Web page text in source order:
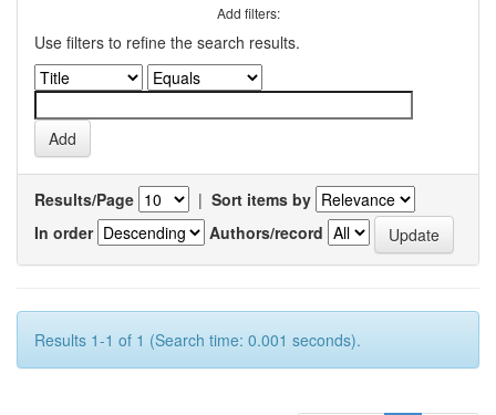
Add filters:
Use filters to refine the search results.
Results/Page | Sort items by
In order
Authors/record
Results 1-1 of 1 (Search time: 0.001 seconds).